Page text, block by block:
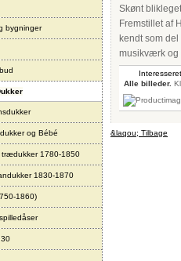
bygninger
og Bébé
1780-1850
1830-1870
1860)
Skønt
Fremstillet af
kendt som
musikværk og
Alle billeder.
&laqou; Tilbage